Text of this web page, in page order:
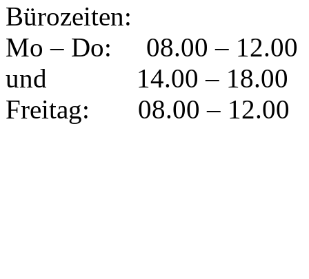
Bürozeiten:
Mo – Do: 08.00 – 12.00
und 14.00 – 18.00
Freitag: 08.00 – 12.00